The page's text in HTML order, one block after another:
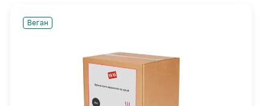
Веган